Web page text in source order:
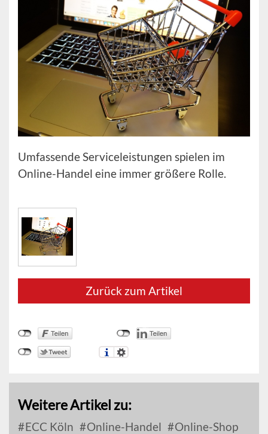
Umfassende Serviceleistungen spielen im
Online-Handel eine immer größere Rolle.
Zurück zum Artikel
Weitere Artikel zu:
ECC Köln Online-Handel
Online-Shop